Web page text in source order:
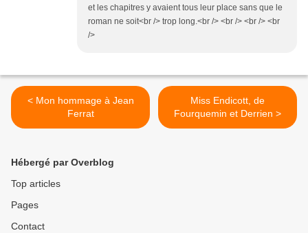
et les chapitres y avaient tous leur place sans que le
roman ne soit<br /> trop long.<br /> <br /> <br /> <br
/>
< Mon hommage à Jean
Ferrat
Miss Endicott, de
Fourquemin et Derrien >
Hébergé par Overblog
Top articles
Pages
Contact